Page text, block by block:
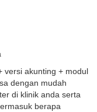
versi akunting + modul
dengan mudah
di klinik anda serta
berapa